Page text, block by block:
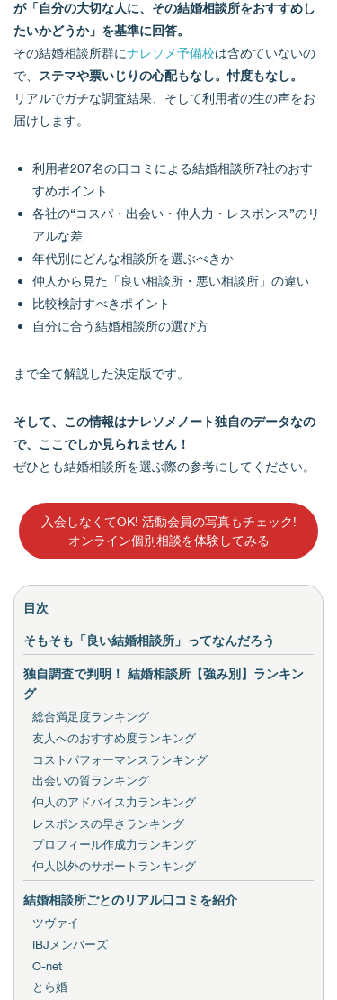
が「自分の大切な人に、その結婚相談所をおすすめし
たいかどうか」を基準に回答。
その結婚相談所群にナレソメ予備校は含めていないの
で、
ステマや票いじりの心配もなし。忖度もなし。
リアルでガチな調査結果、そして利用者の生の声をお
届けします。
利用者207名の口コミによる結婚相談所7社のおす
すめポイント
各社の“コスパ・出会い・仲人力・レスポンス”のリ
アルな差
年代別にどんな相談所を選ぶべきか
仲人から見た「良い相談所・悪い相談所」の違い
比較検討すべきポイント
自分に合う結婚相談所の選び方
まで全て解説した決定版です。
そして、この情報はナレソメノート独自のデータなの
で、ここでしか見られません！
ぜひとも結婚相談所を選ぶ際の参考にしてください。
入会しなくてOK! 活動会員の写真もチェック!
オンライン個別相談を体験してみる
目次
そもそも「良い結婚相談所」ってなんだろう
独自調査で判明！ 結婚相談所【強み別】ランキン
グ
総合満足度ランキング
友人へのおすすめ度ランキング
コストパフォーマンスランキング
出会いの質ランキング
仲人のアドバイス力ランキング
レスポンスの早さランキング
プロフィール作成力ランキング
仲人以外のサポートランキング
結婚相談所ごとのリアル口コミを紹介
ツヴァイ
IBJメンバーズ
O-net
とら婚